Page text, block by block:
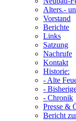
Alters.-
Vorstand
Berichte
Links
Satzung
Nachrufe
Kontakt
Historie:
- Alte
-
- Chronik
Presse &
Bericht